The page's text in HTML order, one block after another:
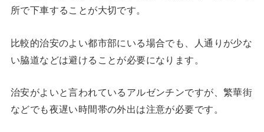
所で下車することが大切です。
比較的治安のよい都市部にいる場合でも、人通りが少な
い脇道などは避けることが必要になります。
治安がよいと言われているアルゼンチンですが、繁華街
などでも夜遅い時間帯の外出は注意が必要です。